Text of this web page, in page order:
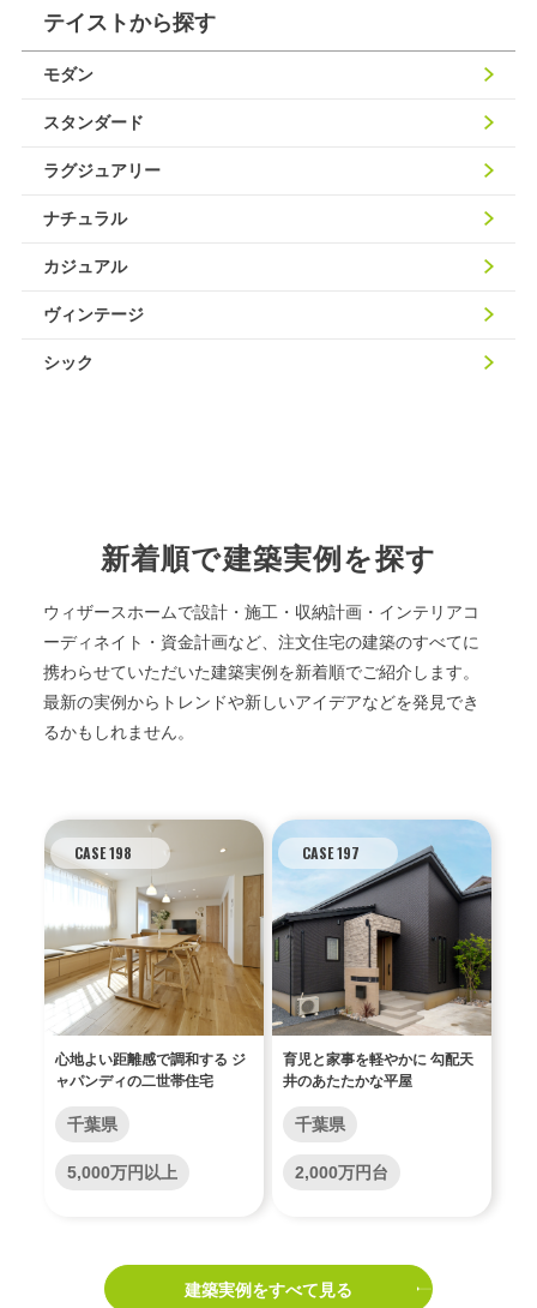
テイストから探す
モダン
スタンダード
ラグジュアリー
ナチュラル
カジュアル
ヴィンテージ
シック
新着順で建築実例を探す
ウィザースホームで設計・施工・収納計画・インテリアコ
ーディネイト・資金計画など、注文住宅の建築のすべてに
携わらせていただいた建築実例を新着順でご紹介します。
最新の実例からトレンドや新しいアイデアなどを発見でき
るかもしれません。
CASE 198
心地よい距離感で調和する ジ
ャパンディの二世帯住宅
千葉県
5,000万円以上
CASE 197
育児と家事を軽やかに 勾配天
井のあたたかな平屋
千葉県
2,000万円台
建築実例をすべて見る